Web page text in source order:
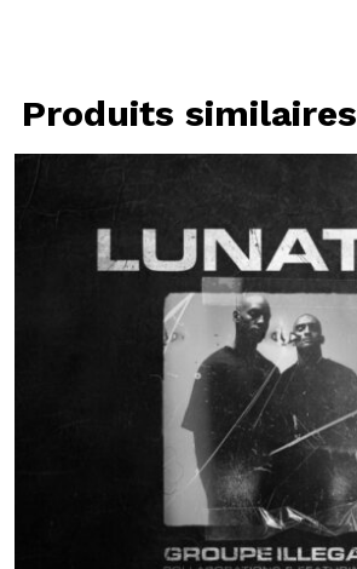
Produits similaires